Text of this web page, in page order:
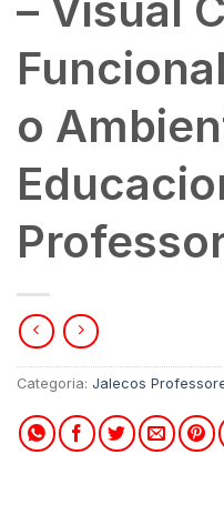
o
Categoria: Jalecos